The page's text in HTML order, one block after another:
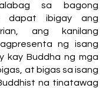
sa bagong
dapat ibigay ang
ang kanilang
ng isang
kay Buddha ng mga
at bigas sa isang
na tinatawag